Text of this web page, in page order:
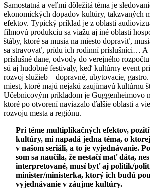
Samostatná a veľmi dôležitá téma je
ekonomických dopadov kultúry, takzvaných
efektov. Typický príklad je z oblasti
filmovú produkciu sa viažu aj iné oblasti
štáby, ktoré sa musia na miesto dopraviť,
sa stravovať, prídu ich rodinní príslušníci… A
príslušné dane, odvody do verejného
sú aj hudobné festivaly, keď kultúrny event
rozvoj služieb – dopravné, ubytovacie,
miest, ktoré majú nejakú zaujímavú kultúrnu
Učebnicovým príkladom je Guggenheimovo
ktoré po otvorení naviazalo ďalšie oblasti a
rozvoju mesta a regiónu.
Pri téme multiplikačných efektov,
kultúry, mi napadá jedna téma, o
v našom seriáli, a to je vyjednávanie.
som sa naučila, že nestačí mať dáta,
interpretované, musí byť aj politik/
minister/ministerka, ktorý ich budú
vyjednávanie v záujme kultúry.